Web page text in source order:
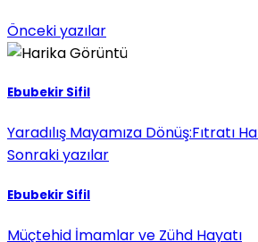
Önceki yazılar
Ebubekir Sifil
Yaradılış Mayamıza Dönüş:Fıtratı
Sonraki yazılar
Ebubekir Sifil
Müçtehid İmamlar ve Zühd Hayatı